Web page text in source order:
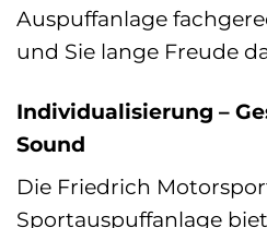
Auspuffanlage
und Sie lange Freude
Individualisierung –
Sound
Die Friedrich
Sportauspuffanlage